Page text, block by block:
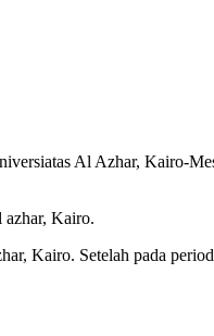
Al Azhar, Kairo-
azhar, Kairo.
Kairo. Setelah pada